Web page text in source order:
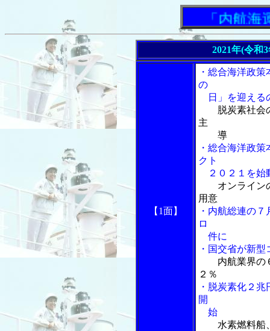
「内航海運
2021年(令和
【1面】
・総合海洋政
の
日」を迎える
脱炭素社会
主
導
・総合海洋政
クト
２０２１を始
オンライン
用意
・内航総連の
ロ
件に
・国交省が新
内航業界の
２％
・脱炭素化２
開
始
水素燃料船